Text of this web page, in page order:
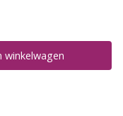
winkelwagen